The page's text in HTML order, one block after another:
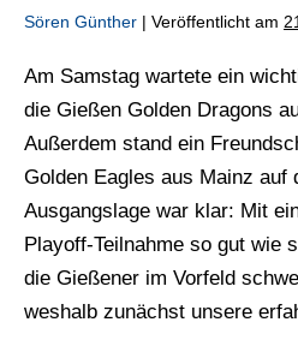
Sören Günther | Veröffentlicht am
Am Samstag wartete ein
die Gießen Golden Dragons
Außerdem stand ein
Golden Eagles aus Mainz auf
Ausgangslage war klar: Mit
Playoff-Teilnahme so gut wie
die Gießener im Vorfeld
weshalb zunächst unsere